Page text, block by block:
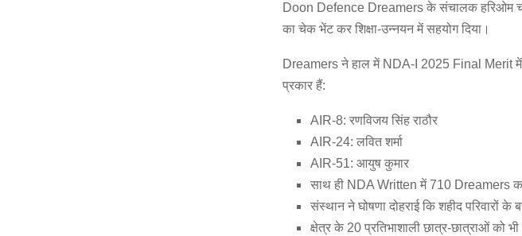
Doon Defence Dreamers के संचालक हरिओम
का चेक भेंट कर शिक्षा-उन्नयन में सहयोग दिया।
Dreamers ने हाल में NDA-I 2025 Final Merit में
प्रकार हैं:
AIR-8: रणविजय सिंह राठौर
AIR-24: लवित शर्मा
AIR-51: आयुष कुमार
साथ ही NDA Written में 710 Dreamers
संस्थान ने घोषणा दोहराई कि शहीद परिवारों के
क्षेत्र के 20 प्रतिभाशाली छात्र-छात्राओं को